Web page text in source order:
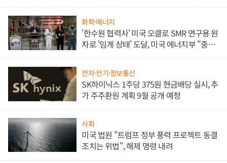
화학·에너지
'한수원 협력사' 미국 오클로 SMR 연구용 원
자로 '임계 상태' 도달, 미국 에너지부 "중요
전자·전기·정보통신
SK하이닉스 1주당 375원 현금배당 실시, 추
가 주주환원 계획 9월 공개 예정
사회
미국 법원 "트럼프 정부 풍력 프로젝트 동결
조치는 위법", 해제 명령 내려